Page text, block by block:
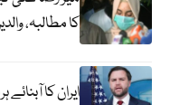
کا مطالبہ،
ایران کا